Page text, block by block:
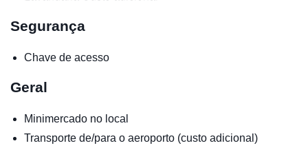
Segurança
Chave de acesso
Geral
Minimercado no local
Transporte de/para o aeroporto (custo adicional)